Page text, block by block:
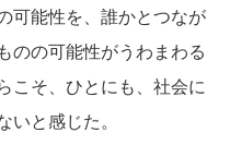
可能性を、誰かとつなが
のの可能性がうわまわる
こそ、ひとにも、社会に
いと感じた。